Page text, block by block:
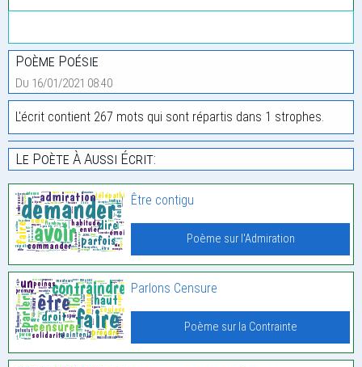
Poème Poésie
Du 16/01/2021 08:40
L'écrit contient 267 mots qui sont répartis dans 1 strophes.
Le Poète À Aussi Écrit:
Être contigu
Poème sur l'Admiration
Parlons Censure
Poème sur la Contrainte